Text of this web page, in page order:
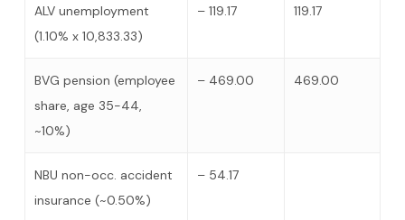
ALV unemployment
(1.10% x 10,833.33)
– 119.17 119.17
BVG pension (employee
share, age 35-44,
~10%)
– 469.00 469.00
NBU non-occ. accident
insurance (~0.50%)
– 54.17